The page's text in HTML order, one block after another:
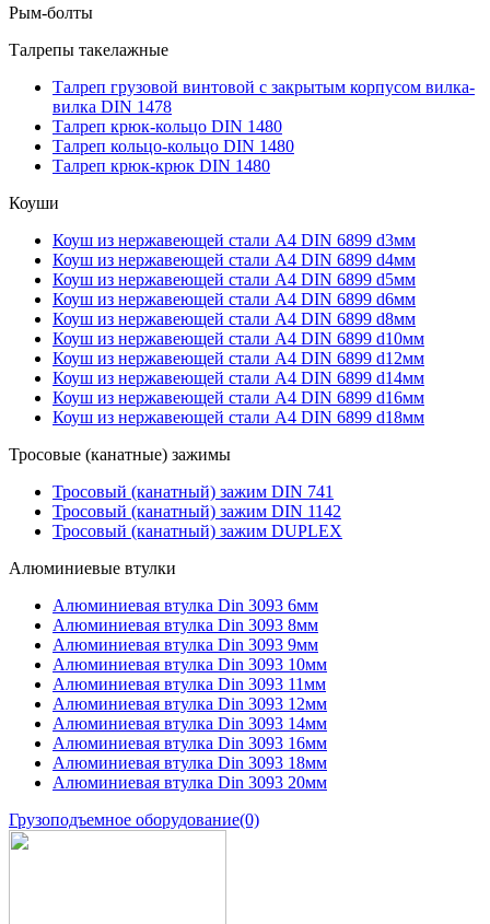
Рым-болты
Талрепы такелажные
Талреп грузовой винтовой с закрытым корпусом вилка-
вилка DIN 1478
Талреп крюк-кольцо DIN 1480
Талреп кольцо-кольцо DIN 1480
Талреп крюк-крюк DIN 1480
Коуши
Коуш из нержавеющей стали А4 DIN 6899 d3мм
Коуш из нержавеющей стали А4 DIN 6899 d4мм
Коуш из нержавеющей стали А4 DIN 6899 d5мм
Коуш из нержавеющей стали А4 DIN 6899 d6мм
Коуш из нержавеющей стали А4 DIN 6899 d8мм
Коуш из нержавеющей стали А4 DIN 6899 d10мм
Коуш из нержавеющей стали А4 DIN 6899 d12мм
Коуш из нержавеющей стали А4 DIN 6899 d14мм
Коуш из нержавеющей стали А4 DIN 6899 d16мм
Коуш из нержавеющей стали А4 DIN 6899 d18мм
Тросовые (канатные) зажимы
Тросовый (канатный) зажим DIN 741
Тросовый (канатный) зажим DIN 1142
Тросовый (канатный) зажим DUPLEX
Алюминиевые втулки
Алюминиевая втулка Din 3093 6мм
Алюминиевая втулка Din 3093 8мм
Алюминиевая втулка Din 3093 9мм
Алюминиевая втулка Din 3093 10мм
Алюминиевая втулка Din 3093 11мм
Алюминиевая втулка Din 3093 12мм
Алюминиевая втулка Din 3093 14мм
Алюминиевая втулка Din 3093 16мм
Алюминиевая втулка Din 3093 18мм
Алюминиевая втулка Din 3093 20мм
Грузоподъемное оборудование(0)